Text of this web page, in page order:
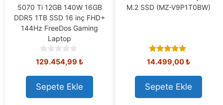
5070 Ti 12GB 140W 16GB
DDR5 1TB SSD 16 inç FHD+
144Hz FreeDos Gaming
Laptop
0
o
u
t
o
f
129.454,99 ₺
Sepete Ekle
M.2 SSD (MZ-V9P1T0BW)
5.00
out of 5
14.499,00₺
Sepete Ekle